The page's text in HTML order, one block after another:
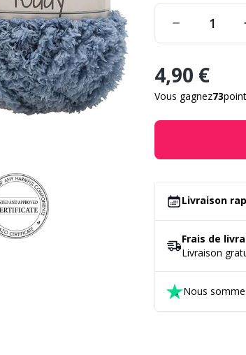
4,90 €
Vous gagnez73
Livraison
Frais de
Livraison
Nous